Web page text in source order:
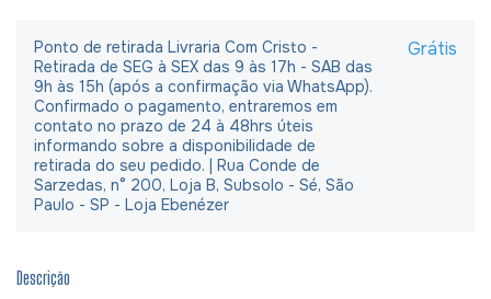
Ponto de retirada Livraria Com Cristo -
Retirada de SEG à SEX das 9 às 17h - SAB das
9h às 15h (após a confirmação via WhatsApp).
Confirmado o pagamento, entraremos em
contato no prazo de 24 à 48hrs úteis
informando sobre a disponibilidade de
retirada do seu pedido. | Rua Conde de
Sarzedas, n° 200, Loja B, Subsolo - Sé, São
Paulo - SP - Loja Ebenézer
Grátis
Descrição